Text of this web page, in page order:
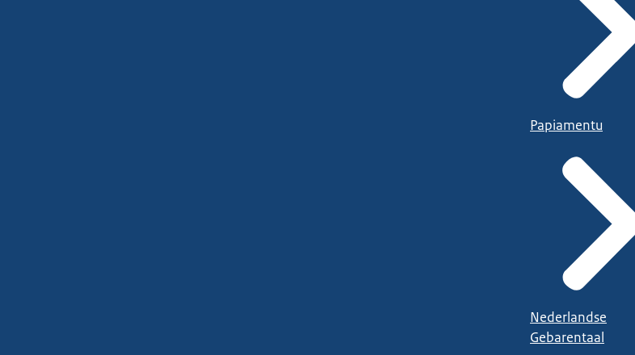
Papiamentu
Nederlandse
Gebarentaal